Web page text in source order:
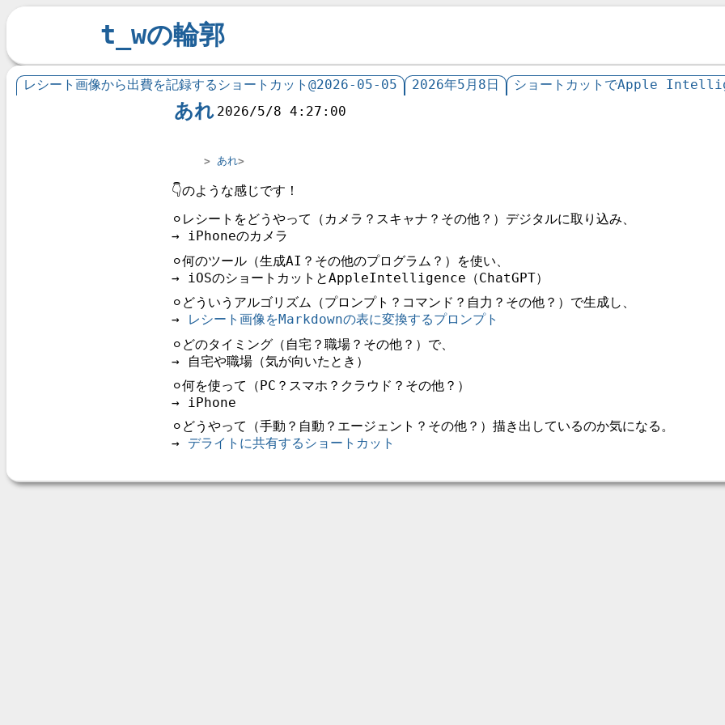
t_wの輪郭
レシート画像から出費を記録するショートカット@2026-05-05 2026年5月8日 ショートカットでApple
あれ 2026/5/8 4:27:00
あれ
👇のような感じです！
⚪︎レシートをどうやって（カメラ？スキャナ？その他？）デジタルに取り込み、
→ iPhoneのカメラ
⚪︎何のツール（生成AI？その他のプログラム？）を使い、
→ iOSのショートカットとAppleIntelligence（ChatGPT）
⚪︎どういうアルゴリズム（プロンプト？コマンド？自力？その他？）で生成し、
→
レシート画像をMarkdownの表に変換するプロンプト
⚪︎どのタイミング（自宅？職場？その他？）で、
→ 自宅や職場（気が向いたとき）
⚪︎何を使って（PC？スマホ？クラウド？その他？）
→ iPhone
⚪︎どうやって（手動？自動？エージェント？その他？）描き出しているのか気になる。
→ デライトに共有するショートカット